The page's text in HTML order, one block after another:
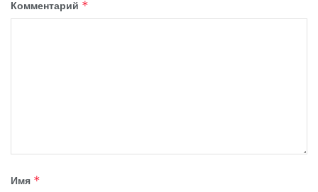
Комментарий *
Имя *